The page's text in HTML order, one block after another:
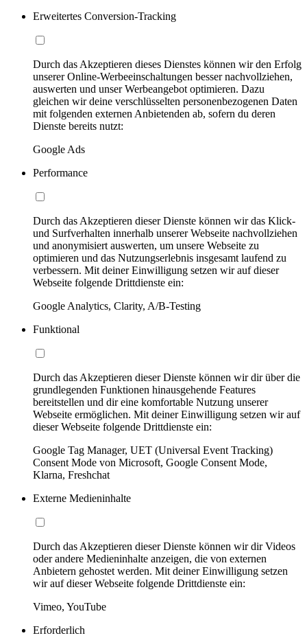
Erweitertes Conversion-Tracking
Durch das Akzeptieren dieses Dienstes können wir den Erfolg
unserer Online-Werbeeinschaltungen besser nachvollziehen,
auswerten und unser Werbeangebot optimieren. Dazu
gleichen wir deine verschlüsselten personenbezogenen Daten
mit folgenden externen Anbietenden ab, sofern du deren
Dienste bereits nutzt:
Google Ads
Performance
Durch das Akzeptieren dieser Dienste können wir das Klick-
und Surfverhalten innerhalb unserer Webseite nachvollziehen
und anonymisiert auswerten, um unsere Webseite zu
optimieren und das Nutzungserlebnis insgesamt laufend zu
verbessern. Mit deiner Einwilligung setzen wir auf dieser
Webseite folgende Drittdienste ein:
Google Analytics, Clarity, A/B-Testing
Funktional
Durch das Akzeptieren dieser Dienste können wir dir über die
grundlegenden Funktionen hinausgehende Features
bereitstellen und dir eine komfortable Nutzung unserer
Webseite ermöglichen. Mit deiner Einwilligung setzen wir auf
dieser Webseite folgende Drittdienste ein:
Google Tag Manager, UET (Universal Event Tracking)
Consent Mode von Microsoft, Google Consent Mode,
Klarna, Freshchat
Externe Medieninhalte
Durch das Akzeptieren dieser Dienste können wir dir Videos
oder andere Medieninhalte anzeigen, die von externen
Anbietern gehostet werden. Mit deiner Einwilligung setzen
wir auf dieser Webseite folgende Drittdienste ein:
Vimeo, YouTube
Erforderlich